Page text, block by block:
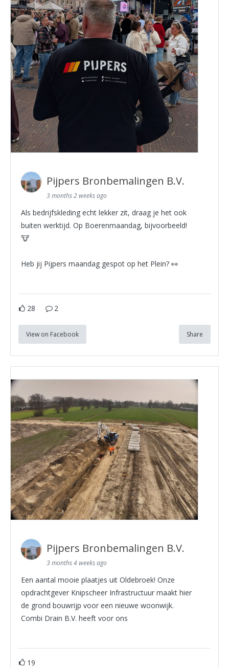
Pijpers Bronbemalingen B.V.
3 months 2 weeks ago
Als bedrijfskleding echt lekker zit, draag je het ook
buiten werktijd. Op Boerenmaandag, bijvoorbeeld!
🐮
Heb jij Pijpers maandag gespot op het Plein? 👀
28 2
View on Facebook Share
Pijpers Bronbemalingen B.V.
3 months 4 weeks ago
Een aantal mooie plaatjes uit Oldebroek! Onze
opdrachtgever Knipscheer Infrastructuur maakt hier
de grond bouwrijp voor een nieuwe woonwijk.
Combi Drain B.V. heeft voor ons
19